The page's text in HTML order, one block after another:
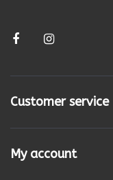
Customer service
My account